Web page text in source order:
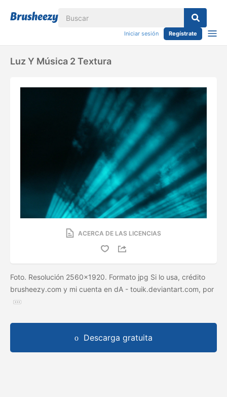
Iniciar sesión Regístrate
Luz Y Música 2 Textura
ACERCA DE LAS LICENCIAS
Foto. Resolución 2560x1920. Formato jpg Si lo usa, crédito
brusheezy.com y mi cuenta en dA - touik.deviantart.com, por
Descarga gratuita